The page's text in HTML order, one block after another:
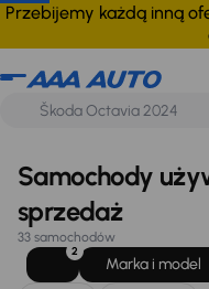
Przebijemy każdą inną
Dacia Sandero
Samochody
sprzedaż
33 samochodów
2
Marka i model